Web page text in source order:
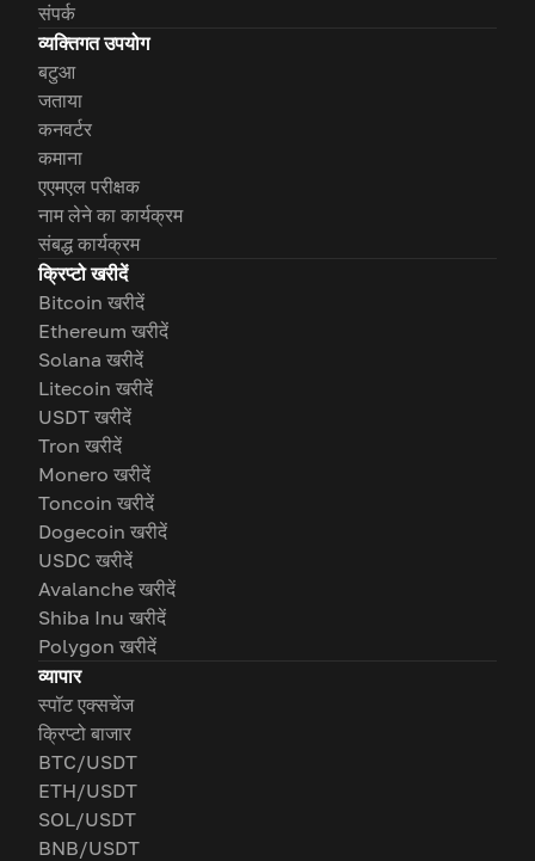
संपर्क
व्यक्तिगत उपयोग
बटुआ
जताया
कनवर्टर
कमाना
एएमएल परीक्षक
नाम लेने का कार्यक्रम
संबद्ध कार्यक्रम
क्रिप्टो खरीदें
Bitcoin खरीदें
Ethereum खरीदें
Solana खरीदें
Litecoin खरीदें
USDT खरीदें
Tron खरीदें
Monero खरीदें
Toncoin खरीदें
Dogecoin खरीदें
USDC खरीदें
Avalanche खरीदें
Shiba Inu खरीदें
Polygon खरीदें
व्यापार
स्पॉट एक्सचेंज
क्रिप्टो बाजार
BTC/USDT
ETH/USDT
SOL/USDT
BNB/USDT